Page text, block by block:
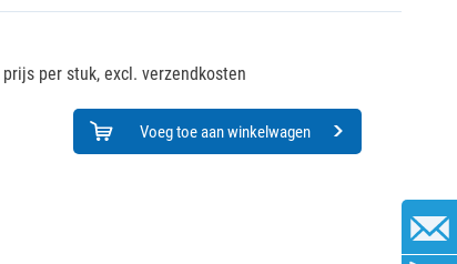
prijs per stuk, excl. verzendkosten
Voeg toe aan winkelwagen